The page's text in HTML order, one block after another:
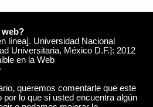
web?
línea]. Universidad Nacional
Universitaria, México D.F.]: 2012
en la Web
queremos comentarle que este
por lo que si usted encuentra algún